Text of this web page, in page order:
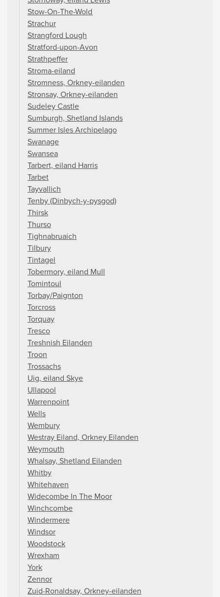
Stow-On-The-Wold
Strachur
Strangford Lough
Stratford-upon-Avon
Strathpeffer
Stroma-eiland
Stromness, Orkney-eilanden
Stronsay, Orkney-eilanden
Sudeley Castle
Sumburgh, Shetland Islands
Summer Isles Archipelago
Swanage
Swansea
Tarbert, eiland Harris
Tarbet
Tayvallich
Tenby (Dinbych-y-pysgod)
Thirsk
Thurso
Tighnabruaich
Tilbury
Tintagel
Tobermory, eiland Mull
Tomintoul
Torbay/Paignton
Torcross
Torquay
Tresco
Treshnish Eilanden
Troon
Trossachs
Uig, eiland Skye
Ullapool
Warrenpoint
Wells
Wembury
Westray Eiland, Orkney Eilanden
Weymouth
Whalsay, Shetland Eilanden
Whitby
Whitehaven
Widecombe In The Moor
Winchcombe
Windermere
Windsor
Woodstock
Wrexham
York
Zennor
Zuid-Ronaldsay, Orkney-eilanden